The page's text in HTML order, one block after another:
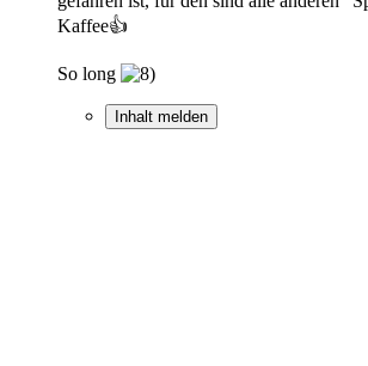
Kaffee👍
So long
Inhalt melden